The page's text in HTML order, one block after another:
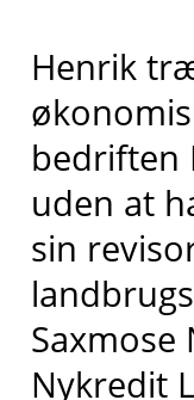
Henrik
bedriften
uden at
sin
Saxmose
Nykredit